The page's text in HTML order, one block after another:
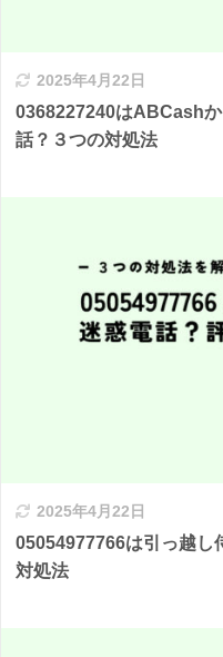
2025年4月22日
0368227240はABCash
話？３つの対処法
2025年4月22日
05054977766は引っ越し
対処法